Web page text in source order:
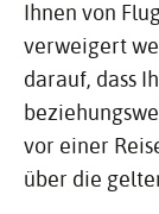
Ihnen von
verweigert
darauf, dass
vor einer
über die